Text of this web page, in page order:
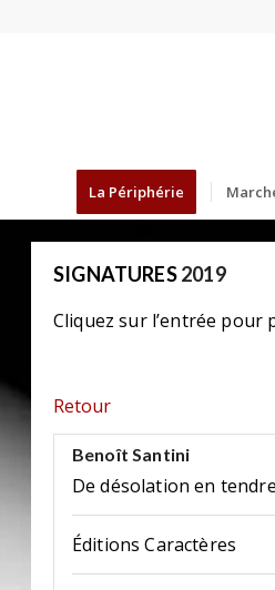
La Périphérie
SIGNATURES2019
Cliquez sur l’entrée pour
Retour
Benoît Santini
De désolation en
Éditions Caractères